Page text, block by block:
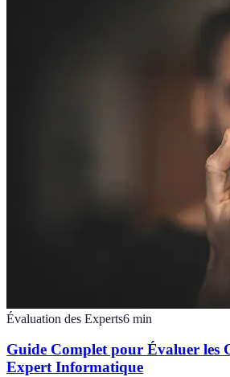
Évaluation des Experts6 min
Guide Complet pour Évaluer les
Expert Informatique